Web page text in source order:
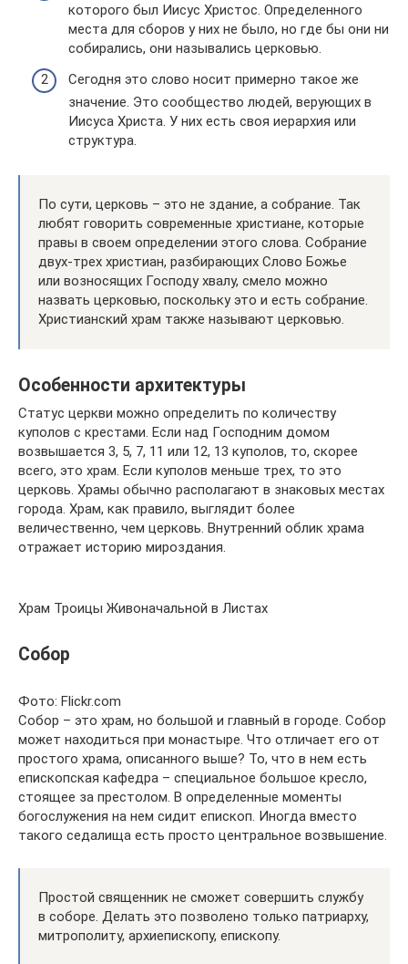
которого был Иисус Христос. Определенного
места для сборов у них не было, но где бы они ни
собирались, они назывались церковью.
Сегодня это слово носит примерно такое же
значение. Это сообщество людей, верующих в
Иисуса Христа. У них есть своя иерархия или
структура.
По сути, церковь – это не здание, а собрание. Так
любят говорить современные христиане, которые
правы в своем определении этого слова. Собрание
двух-трех христиан, разбирающих Слово Божье
или возносящих Господу хвалу, смело можно
назвать церковью, поскольку это и есть собрание.
Христианский храм также называют церковью.
Особенности архитектуры
Статус церкви можно определить по количеству
куполов с крестами. Если над Господним домом
возвышается 3, 5, 7, 11 или 12, 13 куполов, то, скорее
всего, это храм. Если куполов меньше трех, то это
церковь. Храмы обычно располагают в знаковых местах
города. Храм, как правило, выглядит более
величественно, чем церковь. Внутренний облик храма
отражает историю мироздания.
Храм Троицы Живоначальной в Листах
Собор
Фото: Flickr.com
Собор – это храм, но большой и главный в городе. Собор
может находиться при монастыре. Что отличает его от
простого храма, описанного выше? То, что в нем есть
епископская кафедра – специальное большое кресло,
стоящее за престолом. В определенные моменты
богослужения на нем сидит епископ. Иногда вместо
такого седалища есть просто центральное возвышение.
Простой священник не сможет совершить службу
в соборе. Делать это позволено только патриарху,
митрополиту, архиепископу, епископу.